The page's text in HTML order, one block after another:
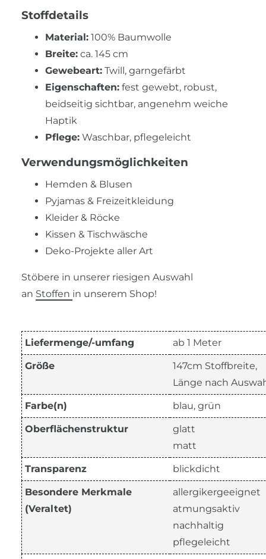
Stoffdetails
Material: 100% Baumwolle
Breite: ca. 145 cm
Gewebeart: Twill, garngefärbt
Eigenschaften: fest gewebt, robust,
beidseitig sichtbar, angenehm weiche
Haptik
Pflege: Waschbar, pflegeleicht
Verwendungsmöglichkeiten
Hemden & Blusen
Pyjamas & Freizeitkleidung
Kleider & Röcke
Kissen & Tischwäsche
Deko-Projekte aller Art
Stöbere in unserer riesigen Auswahl
an Stoffen in unserem Shop!
Liefermenge/-umfang ab 1 Meter
Größe
147cm Stoffbreite,
Länge nach
Farbe(n) blau, grün
Oberflächenstruktur
glatt
matt
Transparenz blickdicht
Besondere Merkmale
(Veraltet)
allergikergeeignet
atmungsaktiv
nachhaltig
pflegeleicht